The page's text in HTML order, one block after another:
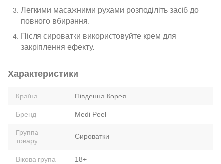
Легкими масажними рухами розподіліть засіб до
повного вбирання.
Після сироватки використовуйте крем для
закріплення ефекту.
Характеристики
Країна Південна Корея
Бренд Medi Peel
Группа
товару
Сироватки
Вікова група 18+